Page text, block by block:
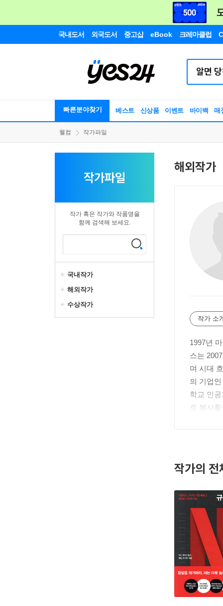
국내도서 외국도서 중고샵 eBook 크레마클럽
빠른분야찾기 베스트 신상품 이벤트 바이백 매
웰컴 작가파일
작가파일
작가 혹은 작가와 작품명을
함께 검색해 보세요.
국내작가
해외작가
수상작가
해외작가
작가 소
1997년
스는
며 시대
의 기업
학교 인
로 봉사
작가의 전